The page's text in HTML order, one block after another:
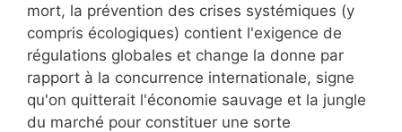
mort, la prévention des crises systémiques (y
compris écologiques) contient l'exigence de
régulations globales et change la donne par
rapport à la concurrence internationale, signe
qu'on quitterait l'économie sauvage et la jungle
du marché pour constituer une sorte